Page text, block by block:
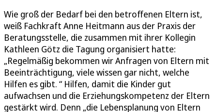
Wie groß der Bedarf bei den betroffenen Eltern ist,
weiß Fachkraft Anne Heitmann aus der Praxis der
Beratungsstelle, die zusammen mit ihrer Kollegin
Kathleen Götz die Tagung organisiert hatte:
„Regelmäßig bekommen wir Anfragen von Eltern mit
Beeinträchtigung, viele wissen gar nicht, welche
Hilfen es gibt. “ Hilfen, damit die Kinder gut
aufwachsen und die Erziehungskompetenz der Eltern
gestärkt wird. Denn „die Lebensplanung von Eltern